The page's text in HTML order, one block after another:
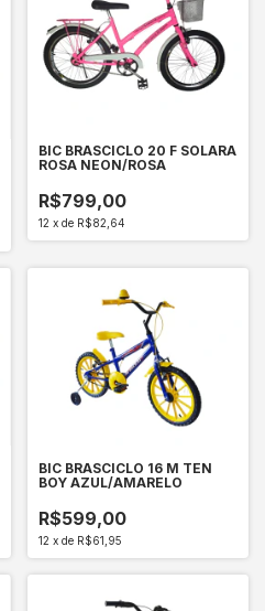
BIC BRASCICLO 20 F SOLARA
ROSA NEON/ROSA
R$799,00
12 x de R$82,64
BIC BRASCICLO 16 M TEN
BOY AZUL/AMARELO
R$599,00
12 x de R$61,95